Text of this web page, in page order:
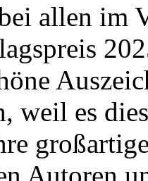
allen im
weil es
Autoren